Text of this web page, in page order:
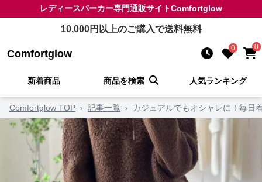
レディースパーカー専門通販サイトComfortglow
10,000円以上のご購入で送料無料
Comfortglow 0 0
新着商品 商品を検索 人気ランキング
Comfortglow TOP › 記事一覧 › カジュアルでもオシャレに！毎日